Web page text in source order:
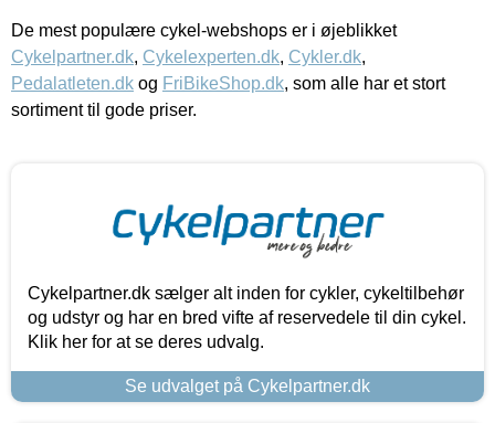
De mest populære cykel-webshops er i øjeblikket
Cykelpartner.dk, Cykelexperten.dk, Cykler.dk,
Pedalatleten.dk og FriBikeShop.dk, som alle har et stort
sortiment til gode priser.
Cykelpartner.dk sælger alt inden for cykler, cykeltilbehør
og udstyr og har en bred vifte af reservedele til din cykel.
Klik her for at se deres udvalg.
Se udvalget på Cykelpartner.dk